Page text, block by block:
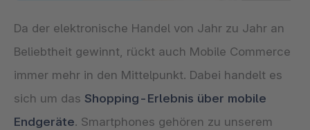
Da der elektronische Handel von Jahr zu Jahr an
Beliebtheit gewinnt, rückt auch Mobile Commerce
immer mehr in den Mittelpunkt. Dabei handelt es
sich um das Shopping-Erlebnis über mobile
Endgeräte. Smartphones gehören zu unserem